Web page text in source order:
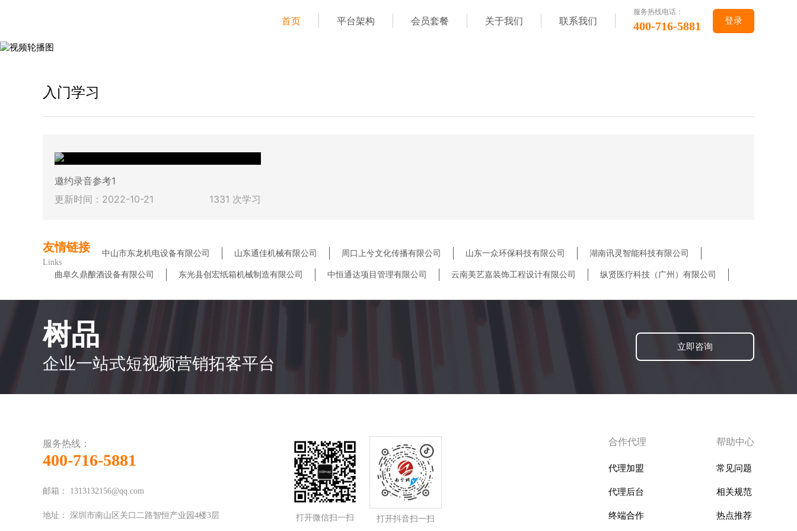
首页 平台架构 会员套餐 关于我们 联系我们
服务热线电话：
400-716-5881 登录
入门学习
邀约录音参考1
更新时间： 2022-10-21 1331 次学习
友情链接
Links
中山市东龙机电设备有限公司 山东通佳机械有限公司 周口上兮文化传播有限公司 山东一众环保科技有限公司 湖南讯灵智能科技有限公司
曲阜久鼎酿酒设备有限公司 东光县创宏纸箱机械制造有限公司 中恒通达项目管理有限公司 云南美艺嘉装饰工程设计有限公司 纵贤医疗科技（广州）有限公司
树品
企业一站式短视频营销拓客平台
立即咨询
服务热线：
400-716-5881
邮箱： 1313132156@qq.com
地址： 深圳市南山区关口二路智恒产业园4楼3层 打开微信扫一扫 打开抖音扫一扫
合作代理
代理加盟
代理后台
终端合作
帮助中心
常见问题
相关规范
热点推荐